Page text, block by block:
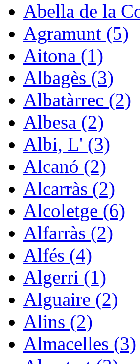
Abella de la
Agramunt (5)
Aitona (1)
Albagès (3)
Albatàrrec (2)
Albesa (2)
Albi, L' (3)
Alcanó (2)
Alcarràs (2)
Alcoletge (6)
Alfarràs (2)
Alfés (4)
Algerri (1)
Alguaire (2)
Alins (2)
Almacelles (3)